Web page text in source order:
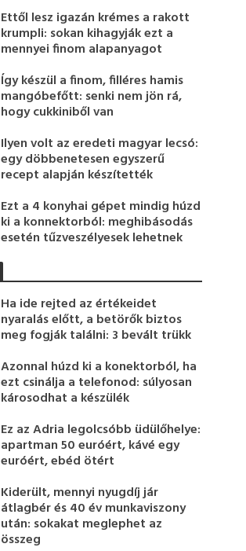
Ettől lesz igazán krémes a rakott
krumpli: sokan kihagyják ezt a
mennyei finom alapanyagot
Így készül a finom, filléres hamis
mangóbefőtt: senki nem jön rá,
hogy cukkiniből van
Ilyen volt az eredeti magyar lecsó:
egy döbbenetesen egyszerű
recept alapján készítették
Ezt a 4 konyhai gépet mindig húzd
ki a konnektorból: meghibásodás
esetén tűzveszélyesek lehetnek
Ha ide rejted az értékeidet
nyaralás előtt, a betörők biztos
meg fogják találni: 3 bevált trükk
Azonnal húzd ki a konektorból, ha
ezt csinálja a telefonod: súlyosan
károsodhat a készülék
Ez az Adria legolcsóbb üdülőhelye:
apartman 50 euróért, kávé egy
euróért, ebéd ötért
Kiderült, mennyi nyugdíj jár
átlagbér és 40 év munkaviszony
után: sokakat meglephet az
összeg